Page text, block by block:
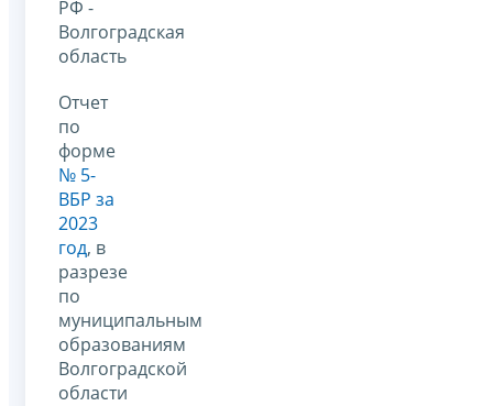
РФ -
Волгоградская
область
Отчет
по
форме
№ 5-
ВБР за
2023
год, в
разрезе
по
муниципальным
образованиям
Волгоградской
области